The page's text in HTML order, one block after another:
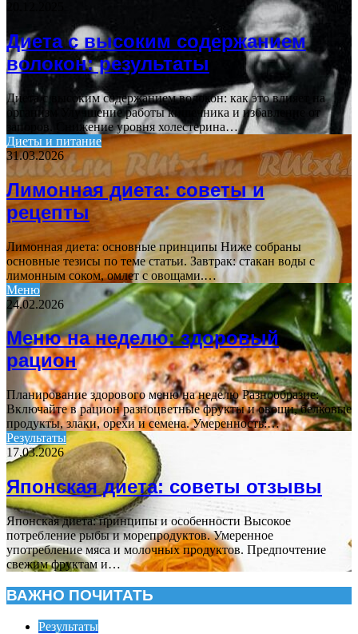
Диета с высоким содержанием
волокон: результаты
Диета с высоким содержанием волокон: как это влияет на
организм Улучшение работы кишечника и избавление от
запоров. Снижение уровня холестерина…
Диеты и питание
31.03.2026
Лимонная диета: советы и
рецепты
Лимонная диета: основные принципы Ниже собраны
основные тезисы по теме статьи. Завтрак: стакан воды с
лимонным соком, омлет с овощами.…
Меню
24.02.2026
Меню на неделю: здоровый
рацион
Планирование здорового меню на неделю Разнообразие:
Включайте в рацион разноцветные фрукты и овощи, белковые
продукты, злаки, орехи и семена. Умеренность:…
Результаты
17.03.2026
Японская диета: советы отзывы
Японская диета: принципы и особенности Высокое
потребление рыбы и морепродуктов. Умеренное
употребление мяса и молочных продуктов. Предпочтение
свежим фруктам и…
ВАЖНО ПОЧИТАТЬ
Результаты